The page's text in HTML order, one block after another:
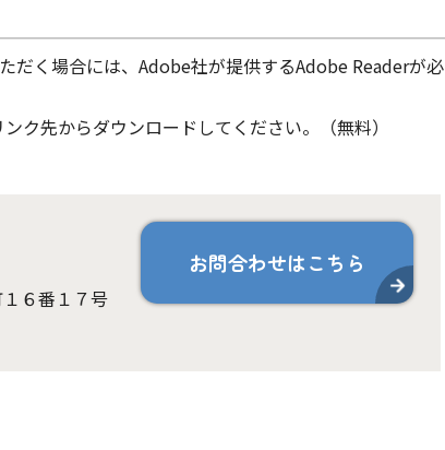
だく場合には、Adobe社が提供するAdobe Readerが必
ク先からダウンロードしてください。（無料）
６番１７号
お問合わせはこちら